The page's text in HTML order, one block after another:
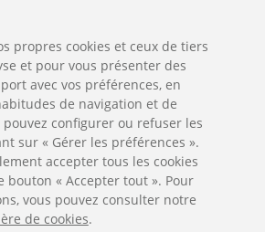
TÉLÉCHARGEMENTS
Jolas Catalogue
propres cookies et ceux de tiers
et pour vous présenter des
avec vos préférences, en
de navigation et de
configurer ou refuser les
sur « Gérer les préférences ».
accepter tous les cookies
bouton « Accepter tout ». Pour
vous pouvez consulter notre
de cookies.